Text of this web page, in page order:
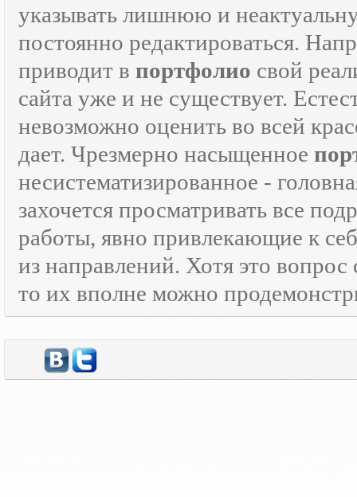
указывать лишнюю и
постоянно редактироваться.
приводит в портфолио свой
сайта уже и не существует.
невозможно оценить во всей
дает. Чрезмерно насыщенное
несистематизированное -
захочется просматривать все
работы, явно привлекающие к
из направлений. Хотя это
то их вполне можно